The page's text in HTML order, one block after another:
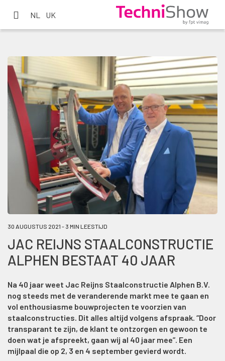
NL UK
30 AUGUSTUS 2021 - 3 MIN LEESTIJD
JAC REIJNS STAALCONSTRUCTIE
ALPHEN BESTAAT 40 JAAR
Na 40 jaar weet Jac Reijns Staalconstructie Alphen B.V.
nog steeds met de veranderende markt mee te gaan en
vol enthousiasme bouwprojecten te voorzien van
staalconstructies. Dit alles altijd volgens afspraak. “Door
transparant te zijn, de klant te ontzorgen en gewoon te
doen wat je afspreekt, gaan wij al 40 jaar mee”. Een
mijlpaal die op 2, 3 en 4 september gevierd wordt.